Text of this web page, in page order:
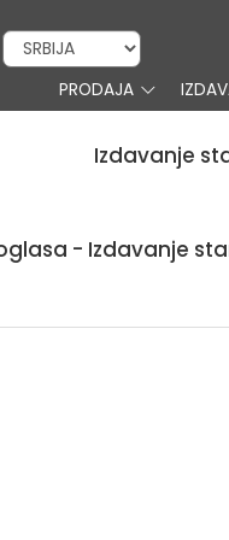
PRODAJA
Izdavanje
- Izdavanje